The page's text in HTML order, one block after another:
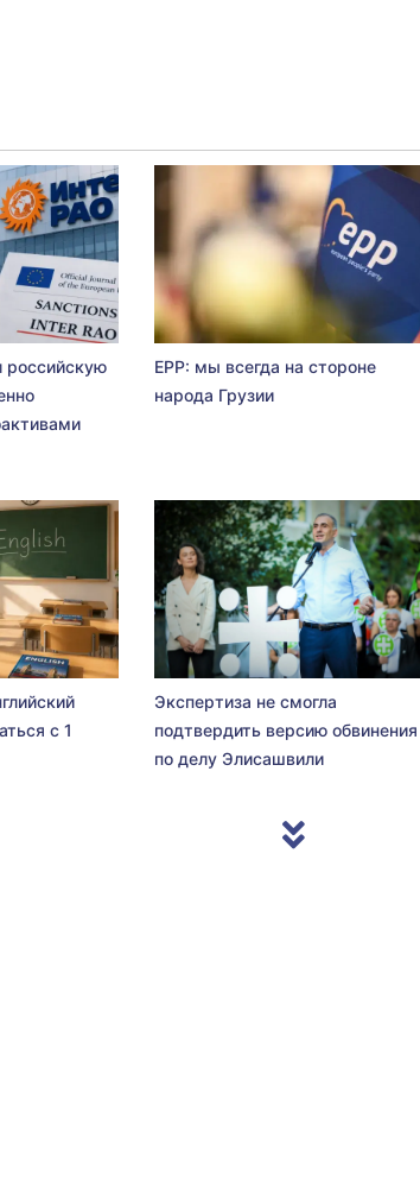
российскую
EPP: мы всегда на стороне
народа Грузии
с 1
Экспертиза не смогла
подтвердить версию обвинения
по делу Элисашвили